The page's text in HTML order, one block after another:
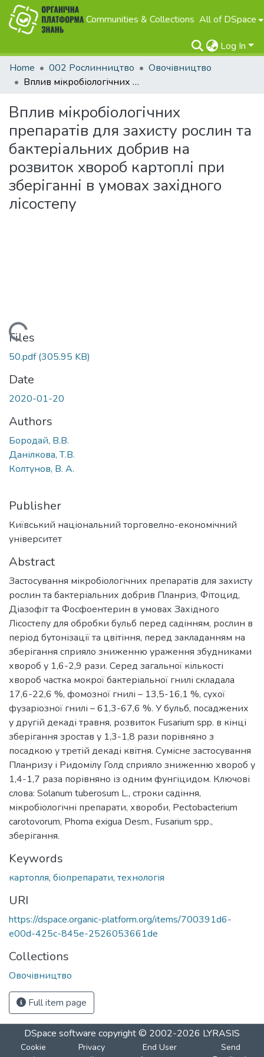
Communities & Collections All of DSpace
Log In
Home
002 Рослинництво
Овочівництво
Вплив мікробіологічних препаратів для захисту рослин та бактеріальних добрив на розвиток хвороб картоплі при зберіганні в умовах західного лісостепу
Вплив мікробіологічних
препаратів для захисту рослин та
бактеріальних добрив на
розвиток хвороб картоплі при
зберіганні в умовах західного
лісостепу
Loading...
Files
50.pdf(305.95 KB)
Date
2020-01-20
Authors
Бородай, В.В.
Данілкова, Т.В.
Колтунов, В. А.
Publisher
Київський національний торговелно-економічний
університет
Abstract
Застосування мікробіологічних препаратів для захисту
рослин та бактеріальних добрив Планриз, Фітоцид,
Діазофіт та Фосфоентерин в умовах Західного
Лісостепу для обробки бульб перед садінням, рослин в
період бутонізації та цвітіння, перед закладанням на
зберігання сприяло зниженню ураження збудниками
хвороб у 1,6-2,9 рази. Серед загальної кількості
хвороб частка мокрої бактеріальної гнилі складала
17,6-22,6 %, фомозної гнилі – 13,5-16,1 %, сухої
фузаріозної гнилі – 61,3-67,6 %. У бульб, посаджених
у другій декаді травня, розвиток Fusarium spp. в кінці
зберігання зростав у 1,3-1,8 рази порівняно з
посадкою у третій декаді квітня. Сумісне застосування
Планризу і Ридомілу Голд сприяло зниженню хвороб у
1,4-1,7 раза порівняно із одним фунгіцидом. Ключові
слова: Solanum tuberosum L., строки садіння,
мікробіологічні препарати, хвороби, Pectobacterium
carotovorum, Phoma exigua Desm., Fusarium spp.,
зберігання.
Keywords
картопля, біопрепарати, технологія
URI
https://dspace.organic-platform.org/items/700391d6-
e00d-425c-845e-2526053661de
Collections
Овочівництво
Full item page
DSpace software copyright © 2002-2026 LYRASIS
Cookie
Privacy
End User
Send